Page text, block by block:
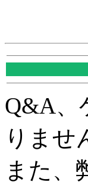
Q&A、
りませ
また、